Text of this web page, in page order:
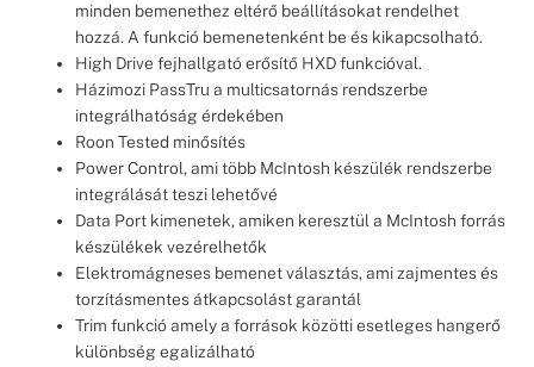
minden bemenethez eltérő beállításokat rendelhet
hozzá. A funkció bemenetenként be és kikapcsolható.
High Drive fejhallgató erősítő HXD funkcióval.
Házimozi PassTru a multicsatornás rendszerbe
integrálhatóság érdekében
Roon Tested minősítés
Power Control, ami több McIntosh készülék rendszerbe
integrálását teszi lehetővé
Data Port kimenetek, amiken keresztül a McIntosh forrás
készülékek vezérelhetők
Elektromágneses bemenet választás, ami zajmentes és
torzításmentes átkapcsolást garantál
Trim funkció amely a források közötti esetleges hangerő
különbség egalizálható